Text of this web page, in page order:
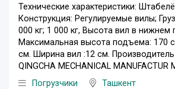
Технические характеристики:
Конструкция: Регулируемые вилы;
000 кг; 1 000 кг, Высота вил в
Максимальная высота подъема: 170
см. Ширина вил :12 см. Производитель
QINGCHA MECHANICAL MANUFACTUR
Погрузчики
Ташкент